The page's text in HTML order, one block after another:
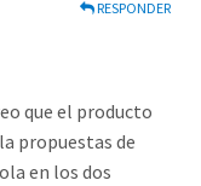
RESPONDER
que el producto
propuestas de
en los dos